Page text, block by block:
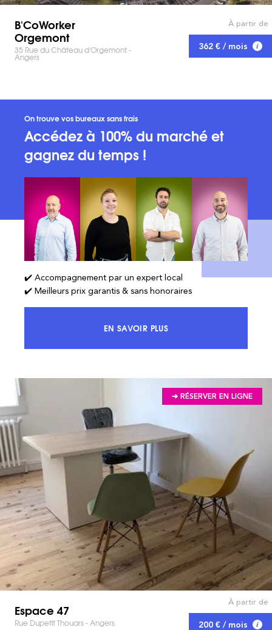
B'CoWorker
Orgemont
35 Rue du Château d'Orgemont -
Angers
À partir de
362 € / mois
On trouve vos bureaux sans frais
Accédez à 100% du marché et
gagnez du temps !
✔️ Accompagnement par un expert local
✔️ Meilleurs prix garantis & sans honoraires
EN SAVOIR PLUSACCÉDEZ À 100% DU MARCHÉ ET
➔ RÉSERVER EN LIGNE
Espace 47
Rue Dupetit Thouars - Angers
À partir de
200 € / mois